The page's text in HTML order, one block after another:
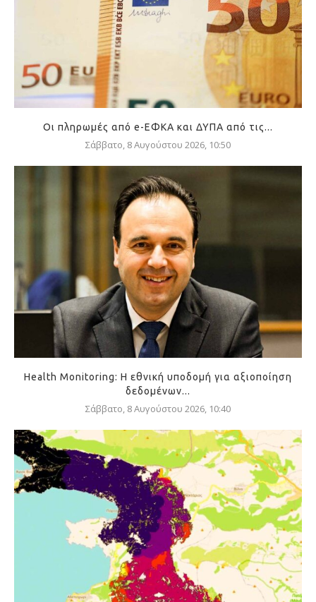
Οι πληρωμές από e-ΕΦΚΑ και ΔΥΠΑ από τις...
Σάββατο, 8 Αυγούστου 2026, 10:50
Health Monitoring: Η εθνική υποδομή για αξιοποίηση
δεδομένων...
Σάββατο, 8 Αυγούστου 2026, 10:40